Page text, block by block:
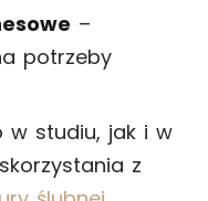
–
potrzeby
w studiu, jak i w
z